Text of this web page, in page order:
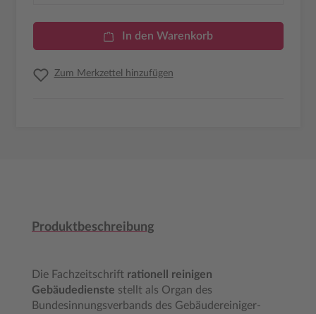
In den Warenkorb
Zum Merkzettel hinzufügen
Produktbeschreibung
Die Fachzeitschrift rationell reinigen
Gebäudedienste stellt als Organ des
Bundesinnungsverbands des Gebäudereiniger-